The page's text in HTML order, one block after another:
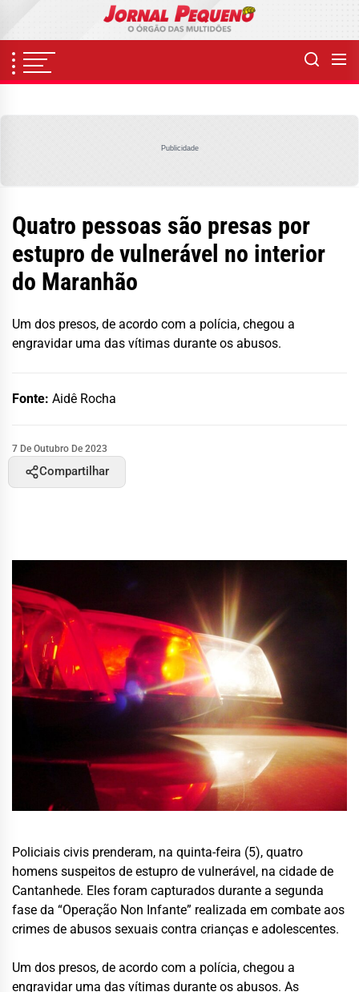
content
Publicidade
Quatro pessoas são presas por
estupro de vulnerável no interior
do Maranhão
Um dos presos, de acordo com a polícia, chegou a
engravidar uma das vítimas durante os abusos.
Fonte: Aidê Rocha
7 De Outubro De 2023
Compartilhar
Policiais civis prenderam, na quinta-feira (5), quatro
homens suspeitos de estupro de vulnerável, na cidade de
Cantanhede. Eles foram capturados durante a segunda
fase da “Operação Non Infante” realizada em combate aos
crimes de abusos sexuais contra crianças e adolescentes.
Um dos presos, de acordo com a polícia, chegou a
engravidar uma das vítimas durante os abusos. As